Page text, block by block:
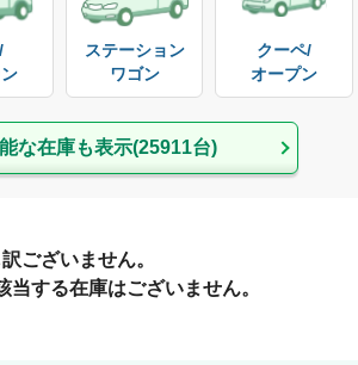
ステーション
ワゴン
クーペ/
オープン
な在庫も表示(25911台)
ございません。
当する在庫はございません。